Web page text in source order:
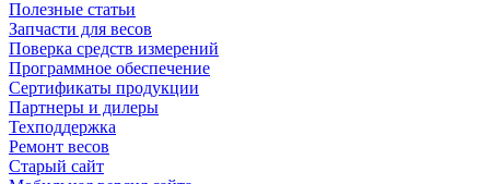
Полезные статьи
Запчасти для весов
Поверка средств измерений
Программное обеспечение
Сертификаты продукции
Партнеры и дилеры
Техподдержка
Ремонт весов
Старый сайт